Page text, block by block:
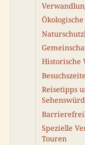
Historische
Reisetipps
Spezielle
Touren